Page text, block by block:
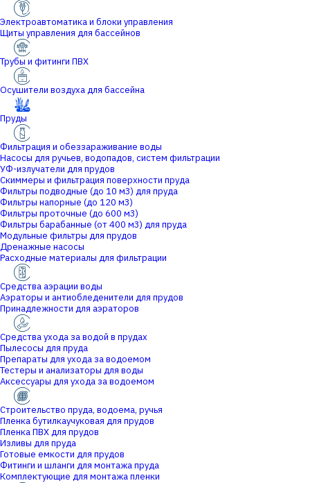
Электроавтоматика и блоки управления
Щиты управления для бассейнов
Трубы и фитинги ПВХ
Осушители воздуха для бассейна
Пруды
Фильтрация и обеззараживание воды
Насосы для ручьев, водопадов, систем фильтрации
УФ-излучатели для прудов
Скиммеры и фильтрация поверхности пруда
Фильтры подводные (до 10 м3) для пруда
Фильтры напорные (до 120 м3)
Фильтры проточные (до 600 м3)
Фильтры барабанные (от 400 м3) для пруда
Модульные фильтры для прудов
Дренажные насосы
Расходные материалы для фильтрации
Средства аэрации воды
Аэраторы и антиобледенители для прудов
Принадлежности для аэраторов
Средства ухода за водой в прудах
Пылесосы для пруда
Препараты для ухода за водоемом
Тестеры и анализаторы для воды
Аксессуары для ухода за водоемом
Строительство пруда, водоема, ручья
Пленка бутилкаучуковая для прудов
Пленка ПВХ для прудов
Изливы для пруда
Готовые емкости для прудов
Фитинги и шланги для монтажа пруда
Комплектующие для монтажа пленки